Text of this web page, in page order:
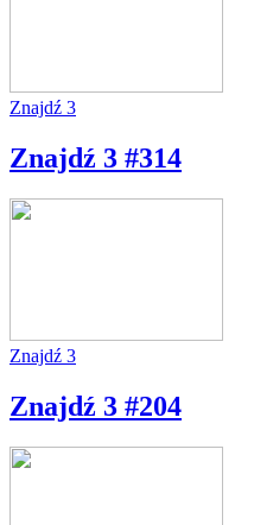
Znajdź 3
Znajdź 3 #314
Znajdź 3
Znajdź 3 #204